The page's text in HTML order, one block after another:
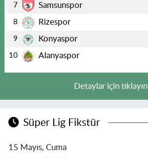
7 Samsunspor
8 Rizespor
9 Konyaspor
10 Alanyaspor
Detaylar için tıklayın
Süper Lig Fikstür
15 Mayıs, Cuma